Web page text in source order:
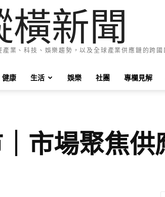
橫新聞
業、科技、娛樂趨勢，以及全球產業供應鏈的跨國
健康 生活 娛樂 社團 專欄見解
市場聚焦